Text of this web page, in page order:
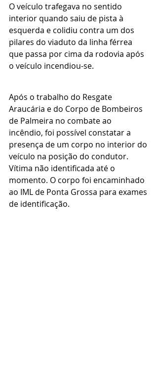
O veículo trafegava no sentido
interior quando saiu de pista à
esquerda e colidiu contra um dos
pilares do viaduto da linha férrea
que passa por cima da rodovia após
o veículo incendiou-se.
Após o trabalho do Resgate
Araucária e do Corpo de Bombeiros
de Palmeira no combate ao
incêndio, foi possível constatar a
presença de um corpo no interior do
veículo na posição do condutor.
Vítima não identificada até o
momento. O corpo foi encaminhado
ao IML de Ponta Grossa para exames
de identificação.